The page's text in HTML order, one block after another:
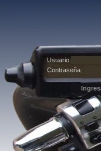
Usuario:
Contraseña: